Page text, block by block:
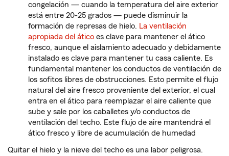
congelación — cuando la temperatura del aire exterior
está entre 20-25 grados — puede disminuir la
formación de represas de hielo. La ventilación
apropiada del ático es clave para mantener el ático
fresco, aunque el aislamiento adecuado y debidamente
instalado es clave para mantener tu casa caliente. Es
fundamental mantener los conductos de ventilación de
los sofitos libres de obstrucciones. Esto permite el flujo
natural del aire fresco proveniente del exterior, el cual
entra en el ático para reemplazar el aire caliente que
sube y sale por los caballetes y/o conductos de
ventilación del techo. Este flujo de aire mantendrá el
ático fresco y libre de acumulación de humedad
Quitar el hielo y la nieve del techo es una labor peligrosa.